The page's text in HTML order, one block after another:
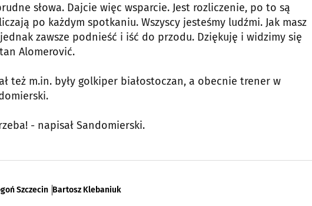
słowa. Dajcie więc wsparcie. Jest rozliczenie, po to są
po każdym spotkaniu. Wszyscy jesteśmy ludźmi. Jak masz
zawsze podnieść i iść do przodu. Dziękuję i widzimy się
Alomerović.
też m.in. były golkiper białostoczan, a obecnie trener w
- napisał Sandomierski.
Szczecin Bartosz Klebaniuk